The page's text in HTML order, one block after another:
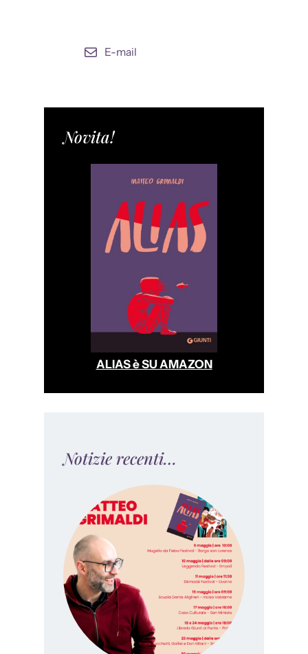
E-mail
Novita!
ALIAS è SU AMAZON
Notizie recenti…